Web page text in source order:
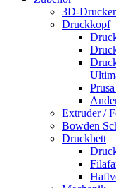
3D-
Druckkopf
Extruder /
Bowden
Druckbett